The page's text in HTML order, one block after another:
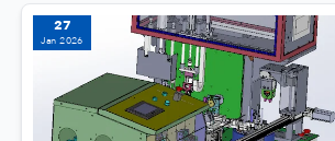
27
Jan 2026